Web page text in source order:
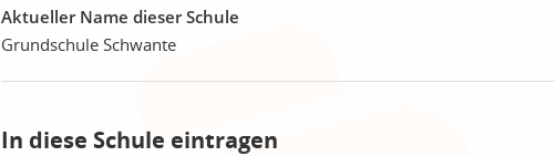
Aktueller Name dieser Schule
Grundschule Schwante
In diese Schule eintragen